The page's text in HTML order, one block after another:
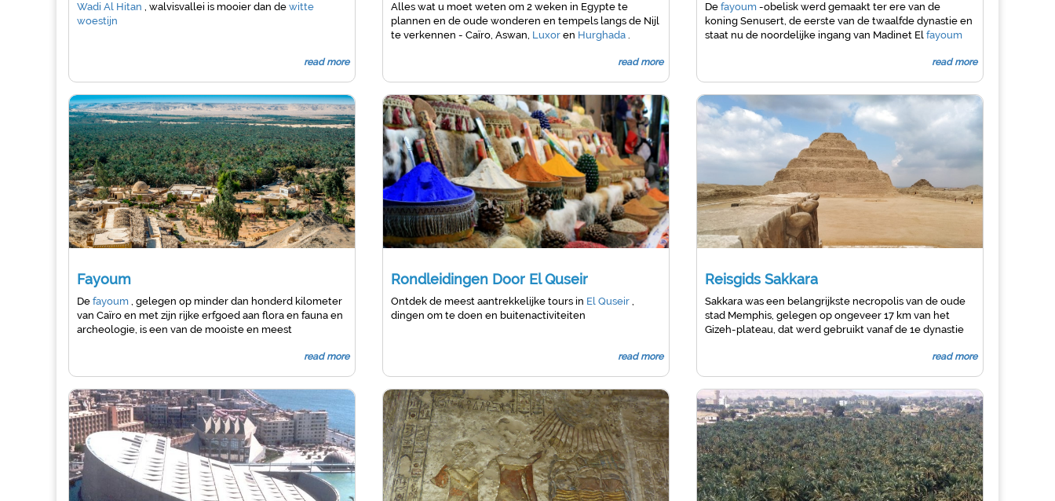
Wadi Al Hitan , walvisvallei is mooier dan de witte
woestijn
read more
Alles wat u moet weten om 2 weken in Egypte te
plannen en de oude wonderen en tempels langs de Nijl
te verkennen - Caïro, Aswan, Luxor en Hurghada .
read more
De fayoum -obelisk werd gemaakt ter ere van de
koning Senusert, de eerste van de twaalfde dynastie en
staat nu de noordelijke ingang van Madinet El fayoum
read more
Fayoum
De fayoum , gelegen op minder dan honderd kilometer
van Caïro en met zijn rijke erfgoed aan flora en fauna en
archeologie, is een van de mooiste en meest
twee gebieden die door de Egyptische regering als
Rayan
read more
Rondleidingen Door El Quseir
Ontdek de meest aantrekkelijke tours in El Quseir ,
dingen om te doen en buitenactiviteiten
read more
Reisgids Sakkara
Sakkara was een belangrijkste necropolis van de oude
stad Memphis, gelegen op ongeveer 17 km van het
Gizeh-plateau, dat werd gebruikt vanaf de 1e dynastie
officiële Necropolis van de belangrijkste hoofdstad van
afgeleid van de God
read more